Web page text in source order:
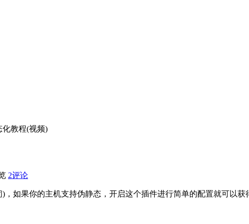
化教程(视频)
2评论
)，如果你的主机支持伪静态，开启这个插件进行简单的配置就可以获